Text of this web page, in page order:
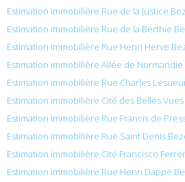
Estimation immobilière Rue de la Justice
Estimation immobilière Rue de la Berthie
Estimation immobilière Rue Henri Herve
Estimation immobilière Allée de Normandie
Estimation immobilière Rue Charles
Estimation immobilière Cité des Belles
Estimation immobilière Rue Francis de
Estimation immobilière Rue Saint Denis
Estimation immobilière Cité Francisco
Estimation immobilière Rue Henri Dappe